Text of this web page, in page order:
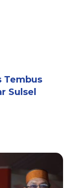
Tembus
Sulsel